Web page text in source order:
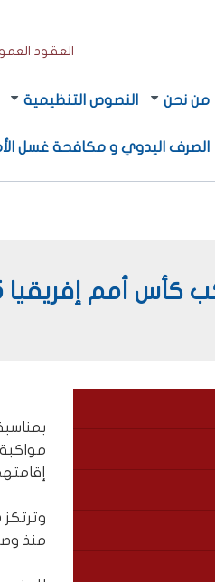
العقود
Navigation
Navigation
من نحن النصوص التنظيمية
الصرف اليدوي و مكافحة غسل
منذ